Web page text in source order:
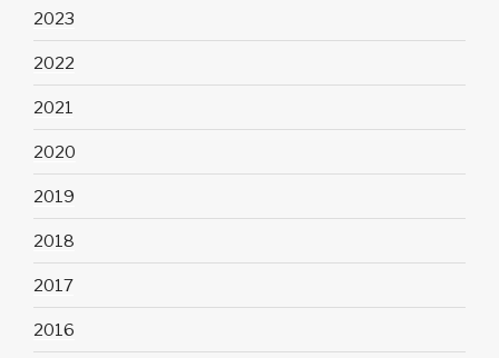
2023
2022
2021
2020
2019
2018
2017
2016